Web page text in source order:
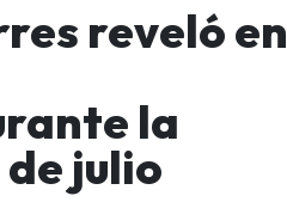
reveló en
la
julio